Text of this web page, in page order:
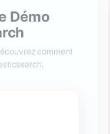
Démo
comment